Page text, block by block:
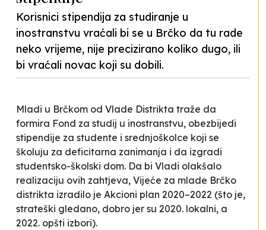
Korisnici stipendija za studiranje u
inostranstvu vraćali bi se u Brčko da tu rade
neko vrijeme, nije precizirano koliko dugo, ili
bi vraćali novac koji su dobili.
Mladi u Brčkom od Vlade Distrikta traže da
formira Fond za studij u inostranstvu, obezbijedi
stipendije za studente i srednjoškolce koji se
školuju za deficitarna zanimanja i da izgradi
studentsko-školski dom. Da bi Vladi olakšalo
realizaciju ovih zahtjeva, Vijeće za mlade Brčko
distrikta izradilo je Akcioni plan 2020–2022 (što je,
strateški gledano, dobro jer su 2020. lokalni, a
2022. opšti izbori).